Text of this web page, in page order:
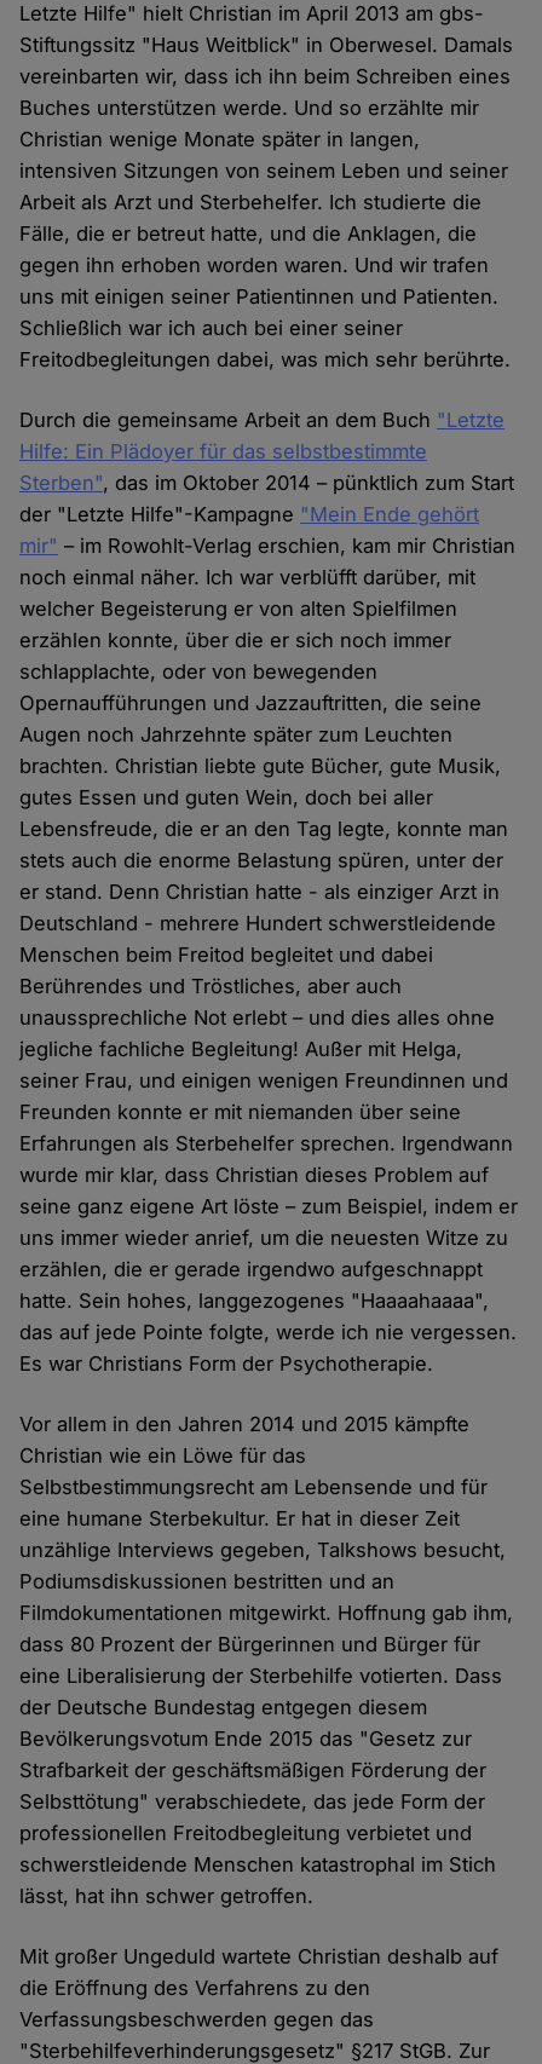
Letzte Hilfe" hielt Christian im April 2013 am gbs-
Stiftungssitz "Haus Weitblick" in Oberwesel. Damals
vereinbarten wir, dass ich ihn beim Schreiben eines
Buches unterstützen werde. Und so erzählte mir
Christian wenige Monate später in langen,
intensiven Sitzungen von seinem Leben und seiner
Arbeit als Arzt und Sterbehelfer. Ich studierte die
Fälle, die er betreut hatte, und die Anklagen, die
gegen ihn erhoben worden waren. Und wir trafen
uns mit einigen seiner Patientinnen und Patienten.
Schließlich war ich auch bei einer seiner
Freitodbegleitungen dabei, was mich sehr berührte.
Durch die gemeinsame Arbeit an dem Buch "Letzte
Hilfe: Ein Plädoyer für das selbstbestimmte
Sterben", das im Oktober 2014 – pünktlich zum Start
der "Letzte Hilfe"-Kampagne "Mein Ende gehört
mir" – im Rowohlt-Verlag erschien, kam mir Christian
noch einmal näher. Ich war verblüfft darüber, mit
welcher Begeisterung er von alten Spielfilmen
erzählen konnte, über die er sich noch immer
schlapplachte, oder von bewegenden
Opernaufführungen und Jazzauftritten, die seine
Augen noch Jahrzehnte später zum Leuchten
brachten. Christian liebte gute Bücher, gute Musik,
gutes Essen und guten Wein, doch bei aller
Lebensfreude, die er an den Tag legte, konnte man
stets auch die enorme Belastung spüren, unter der
er stand. Denn Christian hatte - als einziger Arzt in
Deutschland - mehrere Hundert schwerstleidende
Menschen beim Freitod begleitet und dabei
Berührendes und Tröstliches, aber auch
unaussprechliche Not erlebt – und dies alles ohne
jegliche fachliche Begleitung! Außer mit Helga,
seiner Frau, und einigen wenigen Freundinnen und
Freunden konnte er mit niemanden über seine
Erfahrungen als Sterbehelfer sprechen. Irgendwann
wurde mir klar, dass Christian dieses Problem auf
seine ganz eigene Art löste – zum Beispiel, indem er
uns immer wieder anrief, um die neuesten Witze zu
erzählen, die er gerade irgendwo aufgeschnappt
hatte. Sein hohes, langgezogenes "Haaaahaaaa",
das auf jede Pointe folgte, werde ich nie vergessen.
Es war Christians Form der Psychotherapie.
Vor allem in den Jahren 2014 und 2015 kämpfte
Christian wie ein Löwe für das
Selbstbestimmungsrecht am Lebensende und für
eine humane Sterbekultur. Er hat in dieser Zeit
unzählige Interviews gegeben, Talkshows besucht,
Podiumsdiskussionen bestritten und an
Filmdokumentationen mitgewirkt. Hoffnung gab ihm,
dass 80 Prozent der Bürgerinnen und Bürger für
eine Liberalisierung der Sterbehilfe votierten. Dass
der Deutsche Bundestag entgegen diesem
Bevölkerungsvotum Ende 2015 das "Gesetz zur
Strafbarkeit der geschäftsmäßigen Förderung der
Selbsttötung" verabschiedete, das jede Form der
professionellen Freitodbegleitung verbietet und
schwerstleidende Menschen katastrophal im Stich
lässt, hat ihn schwer getroffen.
Mit großer Ungeduld wartete Christian deshalb auf
die Eröffnung des Verfahrens zu den
Verfassungsbeschwerden gegen das
"Sterbehilfeverhinderungsgesetz" §217 StGB. Zur